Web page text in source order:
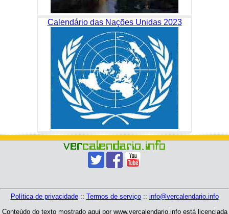
Calendário das Nações Unidas 2023
Política de privacidade:: Termos de serviço:: info@vercalendario.info
Conteúdo do texto mostrado aqui por www.vercalendario.info está licenciada